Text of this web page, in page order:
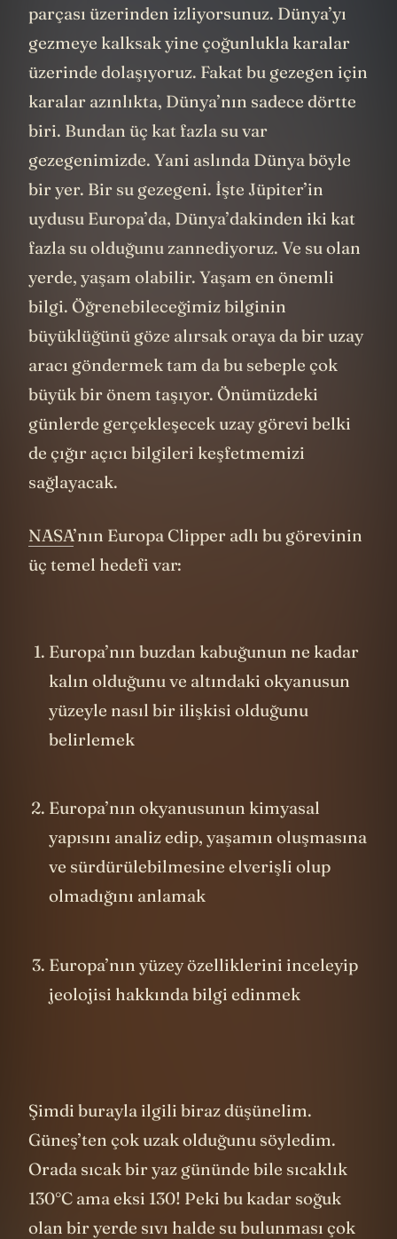
parçası üzerinden izliyorsunuz. Dünya’yı
gezmeye kalksak yine çoğunlukla karalar
üzerinde dolaşıyoruz. Fakat bu gezegen için
karalar azınlıkta, Dünya’nın sadece dörtte
biri. Bundan üç kat fazla su var
gezegenimizde. Yani aslında Dünya böyle
bir yer. Bir su gezegeni. İşte Jüpiter’in
uydusu Europa’da, Dünya’dakinden iki kat
fazla su olduğunu zannediyoruz. Ve su olan
yerde, yaşam olabilir. Yaşam en önemli
bilgi. Öğrenebileceğimiz bilginin
büyüklüğünü göze alırsak oraya da bir uzay
aracı göndermek tam da bu sebeple çok
büyük bir önem taşıyor. Önümüzdeki
günlerde gerçekleşecek uzay görevi belki
de çığır açıcı bilgileri keşfetmemizi
sağlayacak.
NASA’nın Europa Clipper adlı bu görevinin
üç temel hedefi var:
Europa’nın buzdan kabuğunun ne kadar
kalın olduğunu ve altındaki okyanusun
yüzeyle nasıl bir ilişkisi olduğunu
belirlemek
Europa’nın okyanusunun kimyasal
yapısını analiz edip, yaşamın oluşmasına
ve sürdürülebilmesine elverişli olup
olmadığını anlamak
Europa’nın yüzey özelliklerini inceleyip
jeolojisi hakkında bilgi edinmek
Şimdi burayla ilgili biraz düşünelim.
Güneş’ten çok uzak olduğunu söyledim.
Orada sıcak bir yaz gününde bile sıcaklık
130°C ama eksi 130! Peki bu kadar soğuk
olan bir yerde sıvı halde su bulunması çok